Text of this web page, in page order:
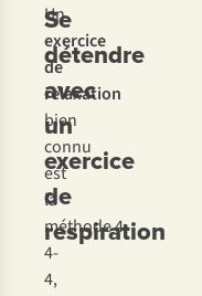
Se
détendre
avec
un
exercice
de
respiration
Un
exercice
de
relaxation
bien
connu
est
la
méthode 4-
4-
4,